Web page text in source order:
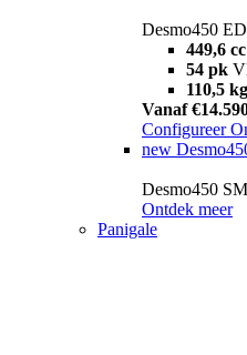
Desmo450
449,6 cc
54 pk
110,5 kg
Vanaf
Configureer
new
Desmo450 SM
Ontdek meer
Panigale